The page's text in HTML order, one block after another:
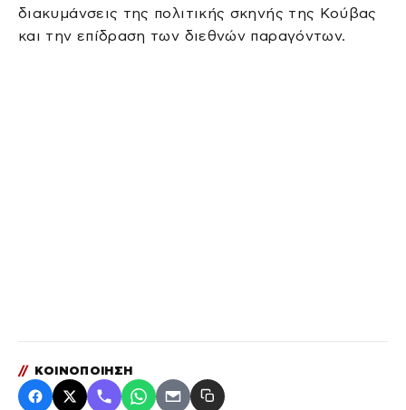
διακυμάνσεις της πολιτικής σκηνής της Κούβας
και την επίδραση των διεθνών παραγόντων.
// ΚΟΙΝΟΠΟΙΗΣΗ